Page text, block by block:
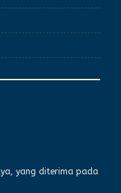
yang diterima pada